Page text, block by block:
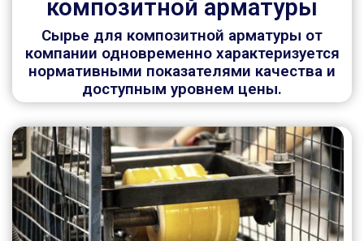
композитной арматуры
Сырье для композитной арматуры от
компании одновременно характеризуется
нормативными показателями качества и
доступным уровнем цены.